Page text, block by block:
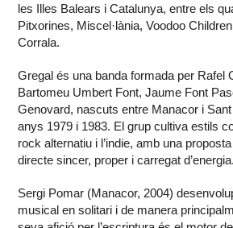
les Illes Balears i Catalunya, entre els
Pitxorines, Miscel·lània, Voodoo
Corrala.
Gregal és una banda formada per Rafel
Bartomeu Umbert Font, Jaume Font
Genovard, nascuts entre Manacor i
anys 1979 i 1983. El grup cultiva estils
rock alternatiu i l’indie, amb una
directe sincer, proper i carregat d’energia.
Sergi Pomar (Manacor, 2004)
musical en solitari i de manera